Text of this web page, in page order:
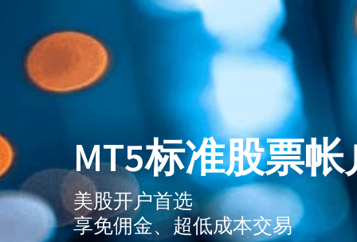
MT5标准股票帐
美股开户首选
享免佣金、超低成本交易